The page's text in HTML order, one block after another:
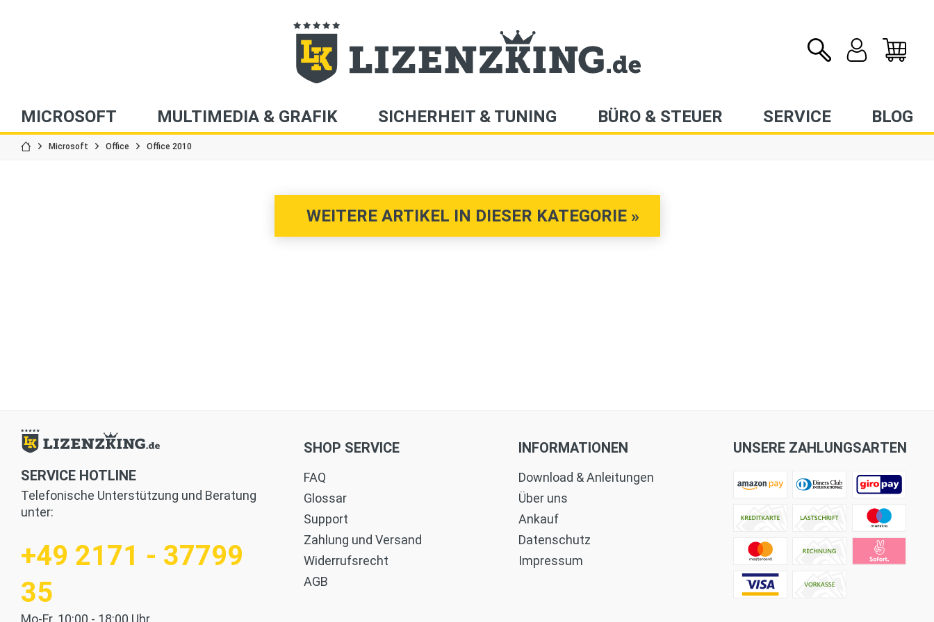
MICROSOFT MULTIMEDIA & GRAFIK SICHERHEIT & TUNING BÜRO & STEUER SERVICE BLOG
Microsoft Office Office 2010
WEITERE ARTIKEL IN DIESER KATEGORIE »
SERVICE HOTLINE
Telefonische Unterstützung und Beratung
unter:
+49 2171 - 37799
35
Mo-Fr. 10:00 - 18:00 Uhr
SHOP SERVICE
FAQ
Glossar
Support
Zahlung und Versand
Widerrufsrecht
AGB
INFORMATIONEN
Download & Anleitungen
Über uns
Ankauf
Datenschutz
Impressum
UNSERE ZAHLUNGSARTEN